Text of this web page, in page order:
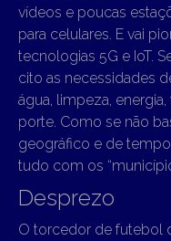
vídeos e poucas
para celulares. E vai
tecnologias 5G e IoT.
cito as necessidades
água, limpeza,
porte. Como se não
geográfico e de
tudo com os
Desprezo
O torcedor de futebol